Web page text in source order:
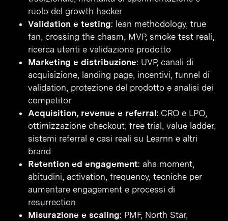
ruolo del growth hacker
Validation e testing: lean methodology, true
fan, crossing the chasm, MVP, smoke test reali,
ricerca utenti e validazione prodotto
Marketing e distribuzione: UVP, canali di
acquisizione, landing page, incentivi, funnel di
validation, protezione del prodotto e analisi dei
competitor
Acquisition, revenue e referral: CRO e LPO,
ottimizzazione checkout, free trial, value ladder,
sistemi referral e casi reali su Learnn e altri
brand
Retention ed engagement: aha moment,
abitudini, activation, frequency, tecniche per
aumentare engagement e processi di
resurrection
Misurazione e scaling: PMF, North Star,